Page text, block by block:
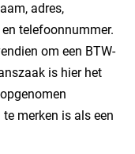
adres,
telefoonnummer.
om een BTW-
is hier het
merken is als een